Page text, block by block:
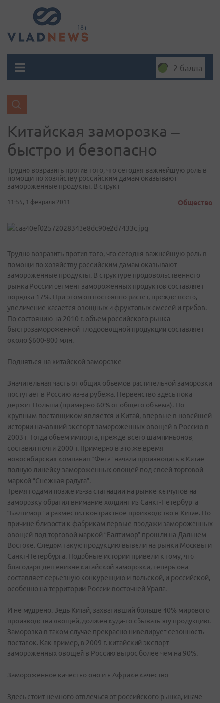
2 балла
Китайская заморозка –
быстро и безопасно
Трудно возразить против того, что сегодня важнейшую роль в
помощи по хозяйству российским дамам оказывают
замороженные продукты. В структ
11:55, 1 февраля 2011 Общество
Трудно возразить против того, что сегодня важнейшую роль в
помощи по хозяйству российским дамам оказывают
замороженные продукты. В структуре продовольственного
рынка России сегмент замороженных продуктов составляет
порядка 17%. При этом он постоянно растет, прежде всего,
увеличение касается овощных и фруктовых смесей и грибов.
По состоянию на 2010 г. объем российского рынка
быстрозамороженной плодоовощной продукции составляет
около $600-800 млн.
Подняться на китайской заморозке
Значительная часть от общих объемов растительной заморозки
поступает в Россию из-за рубежа. Первенство здесь пока
держит Польша (примерно 60% от общего объема). Но
крупным поставщиком является и Китай, впервые в новейшей
истории начавший экспорт замороженных овощей в Россию в
2003 г. Тогда объем импорта, прежде всего шампиньонов,
составил почти 2000 т. Примерно в это же время
новосибирская компания “Фета” начала производить в Китае
полную линейку замороженных овощей под своей торговой
маркой “Снежная радуга”.
Тремя годами позже из-за стагнации на рынке кетчупов на
заморозку обратил внимание холдинг из Санкт-Петербурга
“Балтимор” и разместил контрактное производство в Китае. По
причине близости к фабрикам первые продажи замороженных
овощей под торговой маркой “Балтимор” прошли на Дальнем
Востоке. Следом такую продукцию вывели на рынки Москвы и
Санкт-Петербурга. Подобные истории привели к тому, что
благодаря дешевизне китайской заморозки, теперь она
составляет серьезную конкуренцию и польской, и российской,
особенно на территории России восточней Урала.
И не мудрено. Ведь Китай, захвативший больше 40% мирового
производства овощей, должен куда-то сбывать эту продукцию.
Заморозка в таком случае прекрасно нивелирует сезонность
поставок. Как пример, в 2009 г. китайский экспорт
замороженных овощей в Россию вырос более чем на 90%.
Замороженное качество оно и в Африке качество
Здесь стоит немного отвлечься от российского рынка, иначе